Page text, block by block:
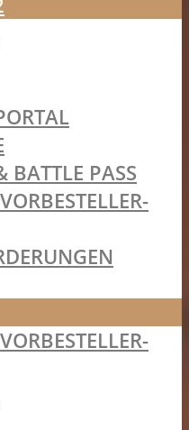
BATTLE PASS